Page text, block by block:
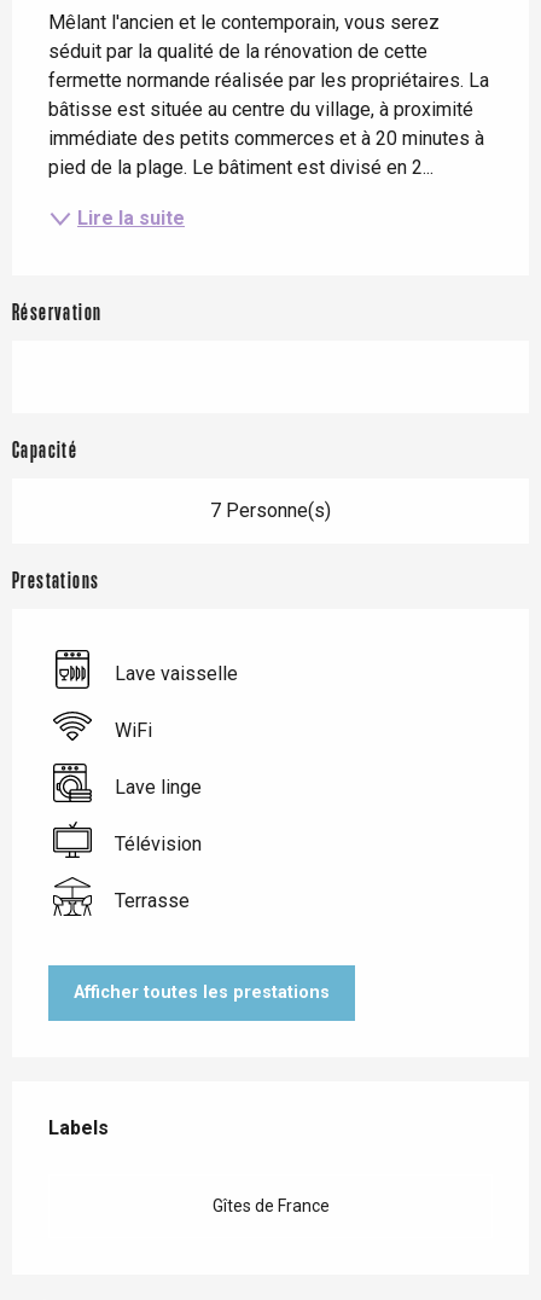
Mêlant l'ancien et le contemporain, vous serez
séduit par la qualité de la rénovation de cette
fermette normande réalisée par les propriétaires. La
bâtisse est située au centre du village, à proximité
immédiate des petits commerces et à 20 minutes à
pied de la plage. Le bâtiment est divisé en 2...
Lire la suite
Réservation
Capacité
7 Personne(s)
Prestations
Lave vaisselle
WiFi
Lave linge
Télévision
Terrasse
Afficher toutes les prestations
Labels
Labels
Gîtes de France